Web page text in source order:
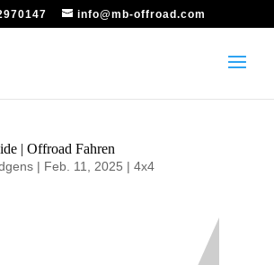
info@mb-offroad.com
| Offroad Fahren
| Feb. 11, 2025 | 4x4